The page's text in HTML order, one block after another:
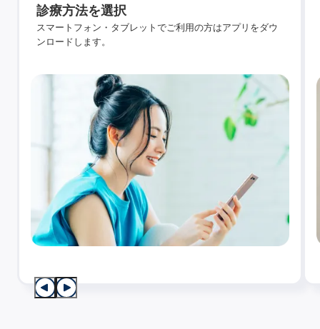
診療方法を選択
スマートフォン・タブレットでご利用の方はアプリをダウ
ンロードします。